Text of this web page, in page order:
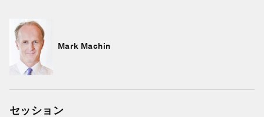
Mark Machin
セッション